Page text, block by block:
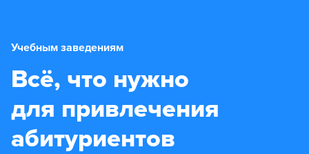
Учебным заведениям
Всё, что нужно
для привлечения
абитуриентов